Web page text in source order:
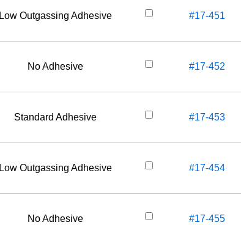
Low Outgassing Adhesive #17-451
No Adhesive #17-452
Standard Adhesive #17-453
Low Outgassing Adhesive #17-454
No Adhesive #17-455